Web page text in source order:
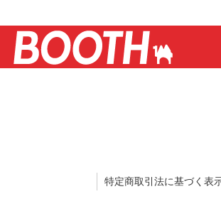
特定商取引法に基づく表